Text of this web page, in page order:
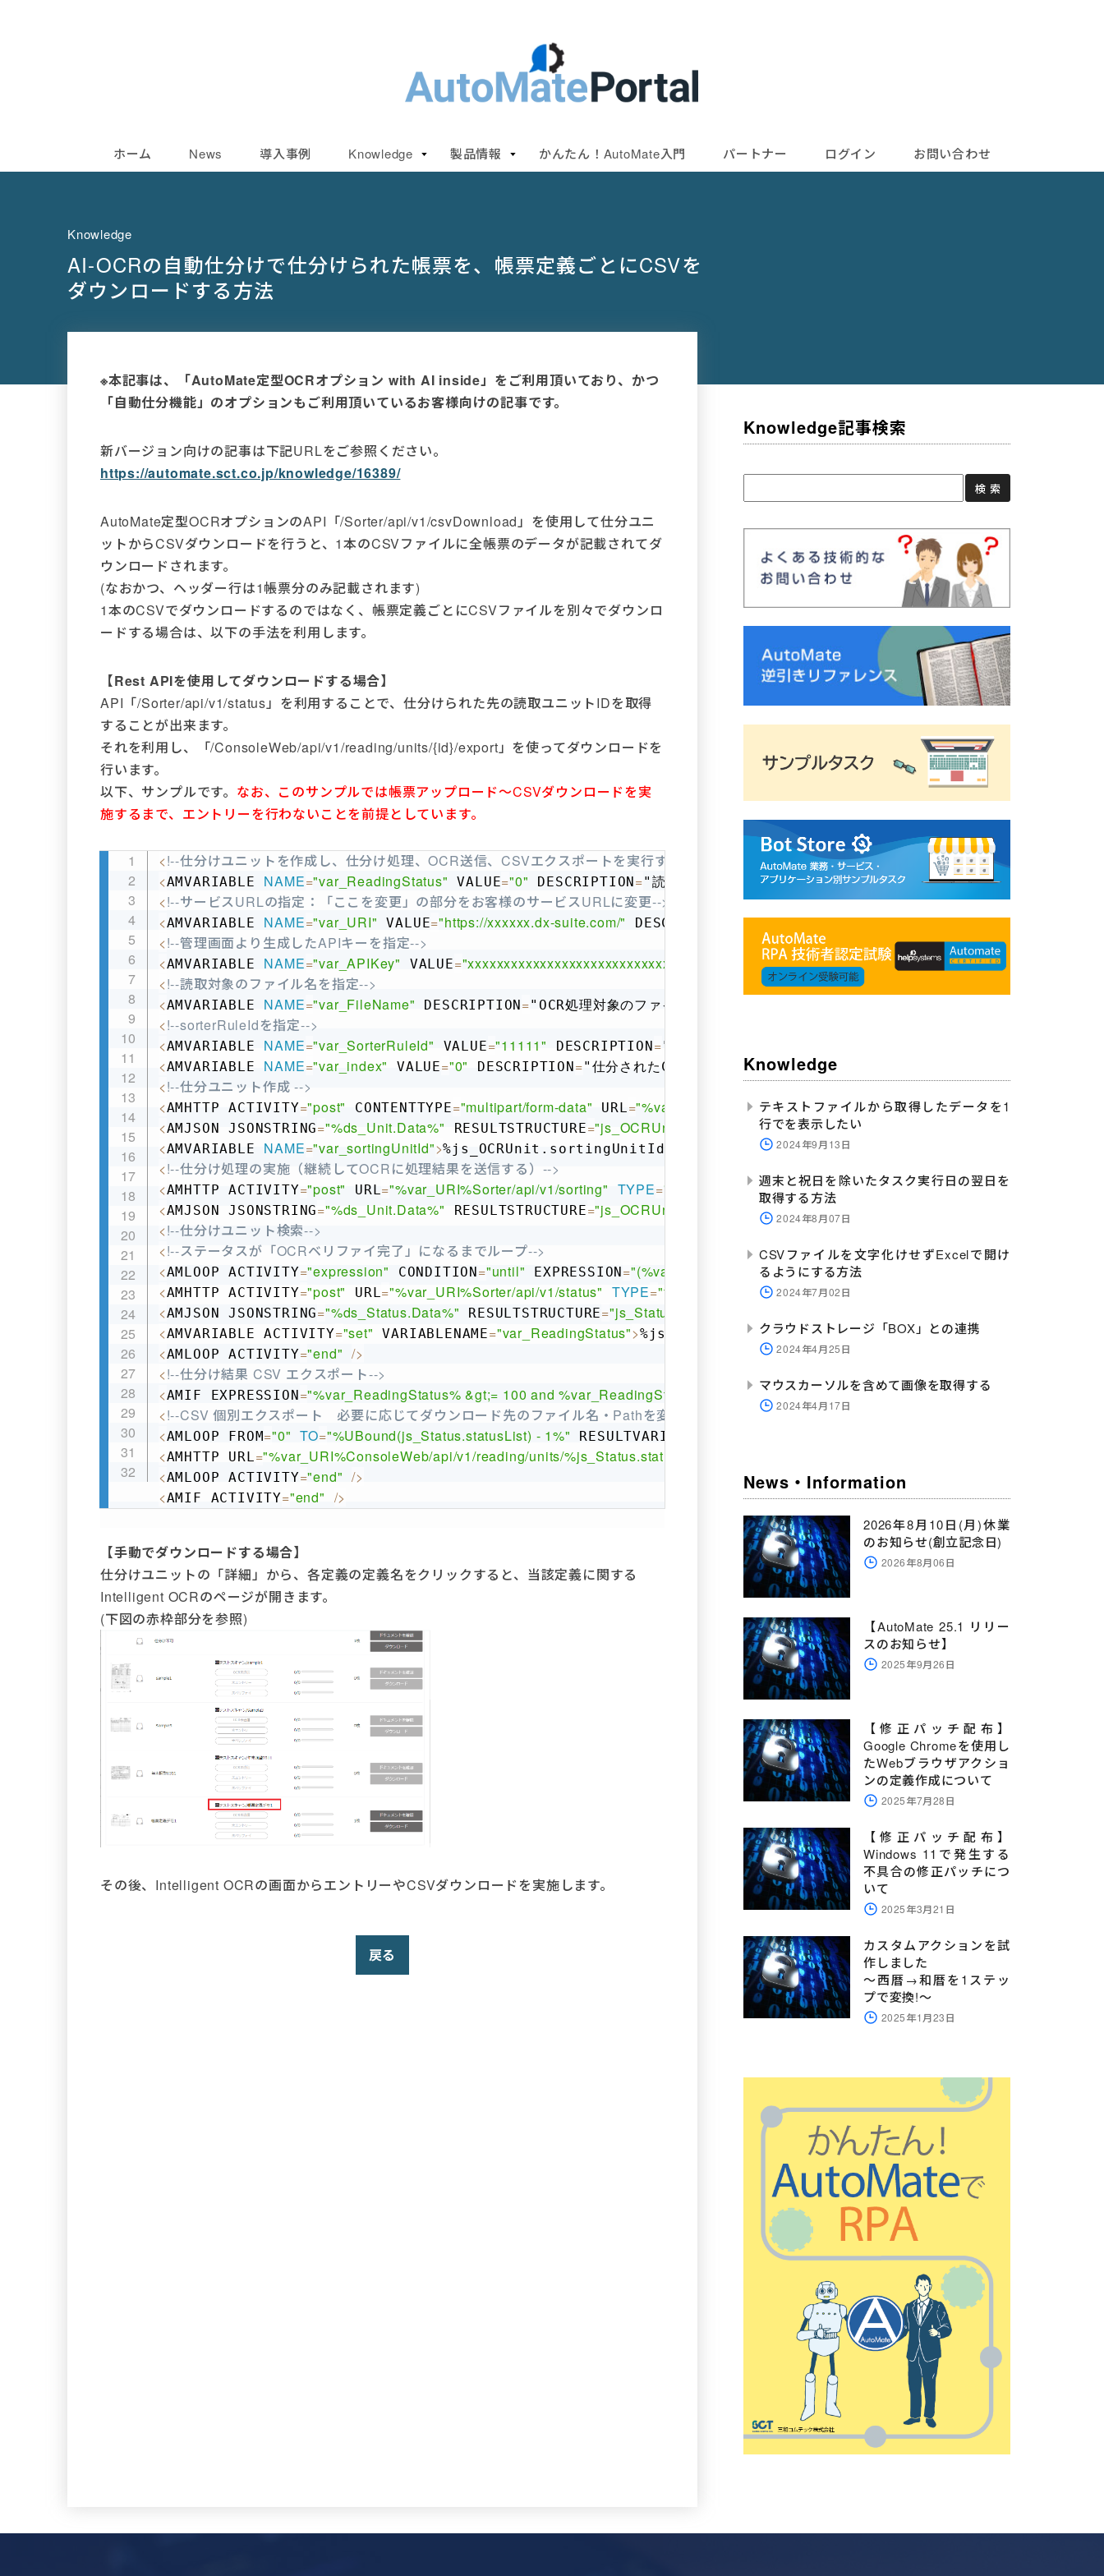
ホーム News 導入事例 Knowledge 製品情報 かんたん！AutoMate入門 パートナー ログイン お問い合わせ
Knowledge
AI-OCRの自動仕分けで仕分けられた帳票を、帳票定義ごとにCSVを
ダウンロードする方法
※本記事は、「AutoMate定型OCRオプション with AI inside」をご利用頂いており、かつ
「自動仕分機能」のオプションもご利用頂いているお客様向けの記事です。
新バージョン向けの記事は下記URLをご参照ください。
https://automate.sct.co.jp/knowledge/16389/
AutoMate定型OCRオプションのAPI「/Sorter/api/v1/csvDownload」を使用して仕分ユニ
ットからCSVダウンロードを行うと、1本のCSVファイルに全帳票のデータが記載されてダ
ウンロードされます。
(なおかつ、ヘッダー行は1帳票分のみ記載されます)
1本のCSVでダウンロードするのではなく、帳票定義ごとにCSVファイルを別々でダウンロ
ードする場合は、以下の手法を利用します。
【Rest APIを使用してダウンロードする場合】
API「/Sorter/api/v1/status」を利用することで、仕分けられた先の読取ユニットIDを取得
することが出来ます。
それを利用し、「/ConsoleWeb/api/v1/reading/units/{id}/export」を使ってダウンロードを
行います。
以下、サンプルです。 なお、このサンプルでは帳票アップロード～CSVダウンロードを実
施するまで、エントリーを行わないことを前提としています。
<!--仕分けユニットを作成し、仕分け処理、OCR送信、CSVエクスポートを実行するサンプル-->
<AMVARIABLE NAME="var_ReadingStatus" VALUE="0" DESCRIPTION ="読取ステータス " TYPE="number" />
<!--サービスURLの指定：「ここを変更」の部分をお客様のサービスURLに変更-->
<AMVARIABLE NAME="var_URI" VALUE="https://xxxxxx.dx-suite.com/" DESCRIPTION />
<!--管理画面より生成したAPIキーを指定-->
<AMVARIABLE NAME="var_APIKey" VALUE="xxxxxxxxxxxxxxxxxxxxxxxxxxxxxxxxxxxxxxxxxxxxxxxxxxxxxxxxxxxxxxxxxxxxx" DESCRIPTION
<!--読取対象のファイル名を指定-->
<AMVARIABLE NAME="var_FileName" DESCRIPTION ="OCR処理対象のファイル名"
<!--sorterRuleIdを指定-->
<AMVARIABLE NAME="var_SorterRuleId" VALUE="11111" DESCRIPTION ="ユニットID 対象の定義を選んだ際のURLから取得可能"
<AMVARIABLE NAME="var_index" VALUE="0" DESCRIPTION ="仕分されたCSVをダウンロードする際のインデックス
<!--仕分ユニット作成 -->
<AMHTTP ACTIVITY="post" CONTENTTYPE="multipart/form-data" URL="%var_URI%Sorter/api/v1/add" TYPE="field" FILEFIELD
<AMJSON JSONSTRING="%ds_Unit.Data%" RESULTSTRUCTURE="js_OCRUnit"
<AMVARIABLE NAME="var_sortingUnitId">%js_OCRUnit.sortingUnitId% AMVARIABLE >
<!--仕分け処理の実施（継続してOCRに処理結果を送信する）-->
<AMHTTP ACTIVITY="post" URL="%var_URI%Sorter/api/v1/sorting" TYPE="field" RESULTDATASET="ds_unit"><HEADER NAME
<AMJSON JSONSTRING="%ds_Unit.Data%" RESULTSTRUCTURE="js_OCRUnit"
<!--仕分けユニット検索-->
<!--ステータスが「OCRベリファイ完了」になるまでループ-->
<AMLOOP ACTIVITY="expression" CONDITION ="until" EXPRESSION ="(%var_ReadingStatus% &gt;= 100 and %var_ReadingStatus% &lt;=
<AMHTTP ACTIVITY="post" URL="%var_URI%Sorter/api/v1/status" TYPE="field" RESULTDATASET="ds_Status"
<AMJSON JSONSTRING="%ds_Status.Data%" RESULTSTRUCTURE="js_Status"
<AMVARIABLE ACTIVITY="set" VARIABLENAME="var_ReadingStatus">%js_Status.statusCode% </AMVARIABLE>
<AMLOOP ACTIVITY="end" />
<!--仕分け結果 CSV エクスポート-->
<AMIF EXPRESSION ="%var_ReadingStatus% &gt;= 100 and %var_ReadingStatus% &lt;= 130" USECOMPLEXUI ="YES" />
<!--CSV 個別エクスポート　必要に応じてダウンロード先のファイル名・Pathを変更-->
<AMLOOP FROM="0" TO="%UBound(js_Status.statusList) - 1%" RESULTVARIABLE
<AMHTTP URL="%var_URI%ConsoleWeb/api/v1/reading/units/%js_Status.statusList(var_index).readingUnitId%/export"
<AMLOOP ACTIVITY="end" />
<AMIF ACTIVITY="end" />
Copy
【手動でダウンロードする場合】
仕分けユニットの「詳細」から、各定義の定義名をクリックすると、当該定義に関する
Intelligent OCRのページが開きます。
(下図の赤枠部分を参照)
その後、Intelligent OCRの画面からエントリーやCSVダウンロードを実施します。
戻る
Knowledge記事検索
Knowledge
テキストファイルから取得したデータを1
行でを表示したい
2024年9月13日
週末と祝日を除いたタスク実行日の翌日を
取得する方法
2024年8月07日
CSVファイルを文字化けせずExcelで開け
るようにする方法
2024年7月02日
クラウドストレージ「BOX」との連携
2024年4月25日
マウスカーソルを含めて画像を取得する
2024年4月17日
News・Information
2026年8月10日(月)休業
のお知らせ(創立記念日)
2026年8月06日
【AutoMate 25.1 リリー
スのお知らせ】
2025年9月26日
【修正パッチ配布】
Google Chromeを使用し
たWebブラウザアクショ
ンの定義作成について
2025年7月28日
【修正パッチ配布】
Windows 11で発生する
不具合の修正パッチにつ
いて
2025年3月21日
カスタムアクションを試
作しました
～西暦→和暦を1ステッ
プで変換!～
2025年1月23日